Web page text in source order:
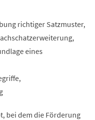
richtiger Satzmuster,
eines
bei dem die Förderung